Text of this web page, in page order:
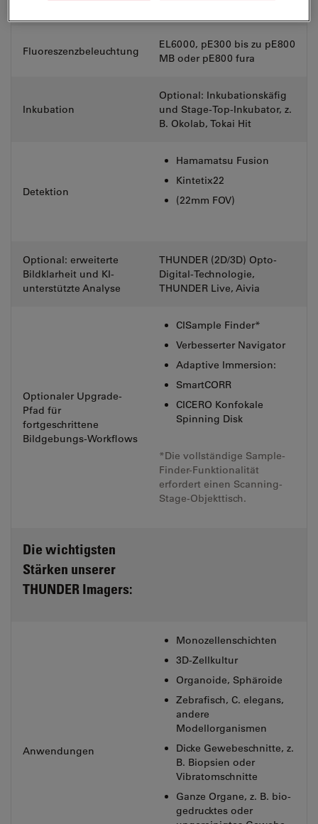
Fluoreszenzbeleuchtung
EL6000, pE300 bis zu pE800
MB oder pE800 fura
Inkubation
Optional: Inkubationskäfig
und Stage-Top-Inkubator, z.
B. Okolab, Tokai Hit
Detektion
Hamamatsu Fusion
Kintetix22
(22mm FOV)
Optional: erweiterte
Bildklarheit und KI-
unterstützte Analyse
THUNDER (2D/3D) Opto-
Digital-Technologie,
THUNDER Live, Aivia
Optionaler Upgrade-
Pfad für
fortgeschrittene
Bildgebungs-Workflows
CISample Finder*
Verbesserter Navigator
Adaptive Immersion:
SmartCORR
CICERO Konfokale
Spinning Disk
*Die vollständige Sample-
Finder-Funktionalität
erfordert einen Scanning-
Stage-Objekttisch.
Die wichtigsten
Stärken unserer
THUNDER Imagers:
Anwendungen
Monozellenschichten
3D-Zellkultur
Organoide, Sphäroide
Zebrafisch, C. elegans,
andere
Modellorganismen
Dicke Gewebeschnitte, z.
B. Biopsien oder
Vibratomschnitte
Ganze Organe, z. B. bio-
gedrucktes oder